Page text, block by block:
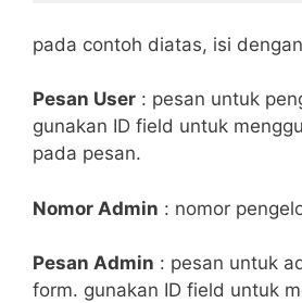
pada contoh diatas, isi
Pesan User : pesan untuk
gunakan ID field untuk
pada pesan.
Nomor Admin : nomor
Pesan Admin : pesan untuk
form. gunakan ID field untuk